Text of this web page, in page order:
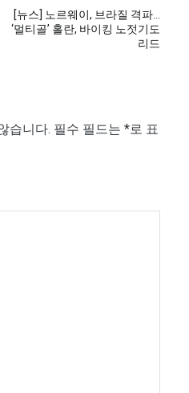
[뉴스] 노르웨이, 브라질 격파…
‘멀티골’ 홀란, 바이킹 노젓기도
리드
습니다. 필수 필드는 *로 표